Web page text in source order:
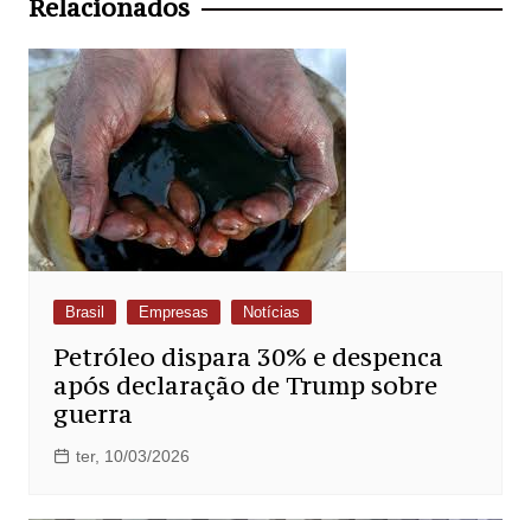
Relacionados
Brasil Empresas Notícias
Petróleo dispara 30% e despenca
após declaração de Trump sobre
guerra
ter, 10/03/2026